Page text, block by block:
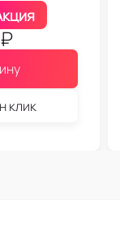
₽
клик